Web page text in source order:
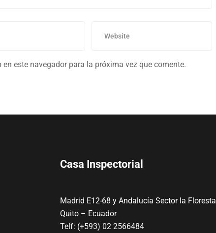
este navegador para la próxima vez que comente.
Casa Inspectorial
Madrid E12-68 y Andalucía Sector la Floresta
Quito – Ecuador
Telf: (+593) 02 2566484